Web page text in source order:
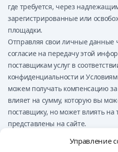
Управление
где требуется, через
зарегистрированные или
площадки.
Отправляя свои личные данные
согласие на передачу этой
поставщикам услуг в
конфиденциальности и
можем получать компенсацию
влияет на сумму, которую вы
поставщику, но может влиять на
представлены на сайте.
финансовый совет,